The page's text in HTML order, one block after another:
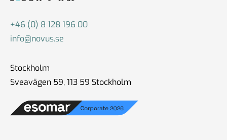
+46 (0) 8 128 196 00
info@novus.se
Stockholm
Sveavägen 59, 113 59 Stockholm